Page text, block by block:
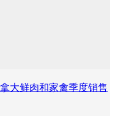
大鲜肉和家禽季度销售